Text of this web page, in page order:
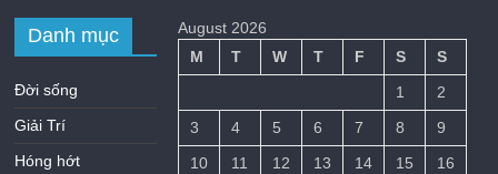
Danh mục
Đời sống
Giải Trí
Hóng hớt
August 2026
M
T W T F S
S
1
2
3
4 5 6 7 8
9
10
11 12 13 14 15 16